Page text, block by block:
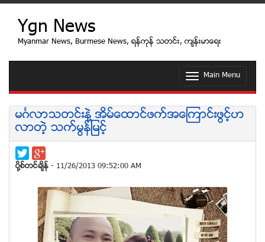
Ygn News
Myanmar News, Burmese News, ရန္ကုန္ သတင္း, က်န္းမာေရး
T
g
l
n
a
t
i
o
n
Main Menu
မဂၤလာသတင္းနဲ႔ အိမ္ေထာင္ဖက္အေၾကာင္းဖြင့္ဟ
လာတဲ့ သက္မြန္ျမင့္
ပုိ႔စ္တင္ခ်ိန္ - 11/26/2013 09:52:00 AM